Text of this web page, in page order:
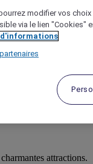
attractions.
modifier vos
via le lien "Cookies"
d'informations